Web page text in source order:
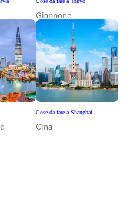
Giappone
Cose da fare a Shanghai
Cina